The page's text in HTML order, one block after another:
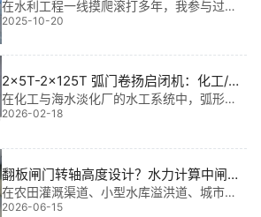
高温工况的“钢铁卫士”
在水利工程一线摸爬滚打多年，我参与过多
个大型项目，深知启闭机是水闸运行的“心
脏”。尤其在高温多尘、日照强烈的南方地
区，横拉门电液一体启闭机 高温耐老化能力
直接决定设备寿命与运行安全。这类设备不
仅
2025-10-20
2x5T-2x125T 弧门卷扬启闭机：化工/海
水淡化厂景观场景外观定制
在化工与海水淡化厂的水工系统中，弧形闸
门启闭不仅关乎调水效率，更直接影响厂区
结构设计、生产及现场安装经验，2x5T-2x1
25T 弧门卷扬启闭机：化工/海水淡化
2026-02-18
翻板闸门转轴高度设计？水力计算中闸前
水深1/3的平衡条件
在农田灌溉渠道、小型水库溢洪道、城市景
观水系及山区河道治理中，翻板闸门转轴高
2026-06-15